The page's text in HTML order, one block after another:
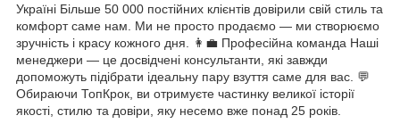
Україні Більше 50 000 постійних клієнтів довірили свій стиль та
комфорт саме нам. Ми не просто продаємо — ми створюємо
зручність і красу кожного дня. 👩‍💼 Професійна команда Наші
менеджери — це досвідчені консультанти, які завжди
допоможуть підібрати ідеальну пару взуття саме для вас. 💬
Обираючи ТопКрок, ви отримуєте частинку великої історії
якості, стилю та довіри, яку несемо вже понад 25 років.